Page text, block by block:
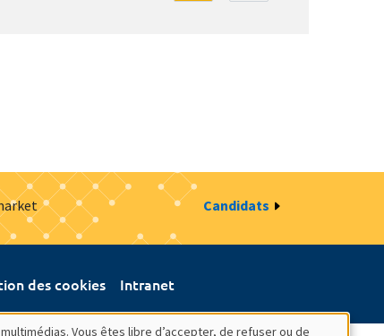
Candidats
des cookies Intranet
Vous êtes libre d’accepter, de refuser ou de